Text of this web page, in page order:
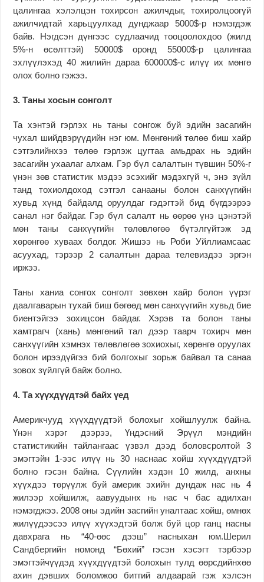
цалингаа хэлэлцэн тохирсон ажилчдыг, тохиролцоогүй
ажилчидтай харьцуулхад дунджаар 5000$-р нэмэгдэж
байв. Нэгдсэн дүнгээс судлаачид тооцоолохдоо (жилд
5%-н өсөлттэй) 50000$ оронд 55000$-р цалингаа
эхлүүлэхэд 40 жилийн дараа 600000$-с илүү их мөнгө
олох болно гэжээ.
3. Таны хосын сонголт
Та хэнтэй гэрлэх нь таны сонгож буй эдийн засагийн
чухал шийдвэрүүдийн нэг юм. Мөнгөний төлөө биш хайр
сэтгэлийнхээ төлөө гэрлэж цугтаа амьдрах нь эдийн
засагийн ухаалаг алхам. Гэр бүл салалтын түвшин 50%-г
үнэн зөв статистик мэдээ эсэхийг мэдэхгүй ч, энэ зүйл
танд тохиолдоход сэтгэл санааны болон санхүүгийн
хувьд хүнд байдалд оруулдаг гэдэгтэй бид бүгдээрээ
санал нэг байдаг. Гэр бүл салалт нь өөрөө үнэ цэнэтэй
мөн таны санхүүгийн төлөвлөгөө бүтэлгүйтэж эд
хөрөнгөө хуваах болдог. Жишээ нь Роби Уйллиамсаас
асуухад, тэрээр 2 салалтын дараа телевиздээ эргэн
иржээ.
Таны ханиа сонгох сонголт зөвхөн хайр болон үүрэг
даалгаварын тухай биш бөгөөд мөн санхүүгийн хувьд бие
биентэйгээ зохицсон байдаг. Хэрэв та болон таны
хамтрагч (хань) мөнгөний тал дээр таарч тохирч мөн
санхүүгийн хэмнэх төлөвлөгөө зохиохыг, хөрөнгө оруулах
болон ирээдүйгээ бий болгохыг зорьж байвал та санаа
зовох зүйлгүй байж болно.
4. Та хүүхдүүдтэй байх үед
Америкчууд хүүхдүүдтэй болохыг хойшлуулж байна.
Үнэн хэрэг дээрээ, Үндэсний Эрүүл мэндийн
статистикийн тайлангаас үзвэл дээд боловсролтой 3
эмэгтэйн 1-ээс илүү нь 30 наснаас хойш хүүхдүүдтэй
болно гэсэн байна. Сүүлийн хэдэн 10 жилд, анхны
хүүхдээ төрүүлж буй америк эхийн дундаж нас нь 4
жилээр хойшилж, аавуудынх нь нас ч бас адилхан
нэмэгджээ. 2008 оны эдийн засгийн уналтаас хойш, өмнөх
жилүүдээсээ илүү хүүхэдтэй болж буй цор ганц насны
давхрага нь “40-өөс дээш” насныхан юм.Шерил
Сандбергийн номонд “Бөхий” гэсэн хэсэгт тэрбээр
эмэгтэйчүүдэд хүүхдүүдтэй болохын тулд өөрсдийнхөө
ахин дэвших боломжоо битгий алдаарай гэж хэлсэн